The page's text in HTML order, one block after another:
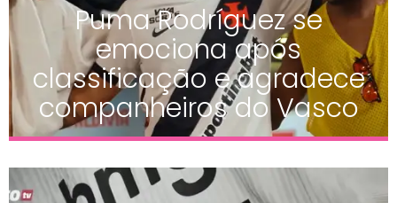
Puma Rodríguez se
emociona após
classificação e agradece
companheiros do Vasco